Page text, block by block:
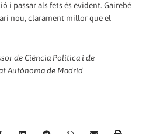
i passar als fets és evident. Gairebé
nou, clarament millor que el
de Ciència Política i de
Autònoma de Madrid